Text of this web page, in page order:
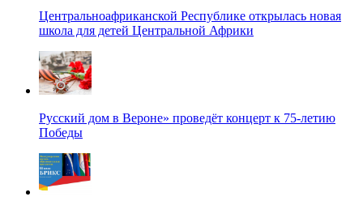
Центральноафриканской Республике открылась новая
школа для детей Центральной Африки
Русский дом в Вероне» проведёт концерт к 75-летию
Победы